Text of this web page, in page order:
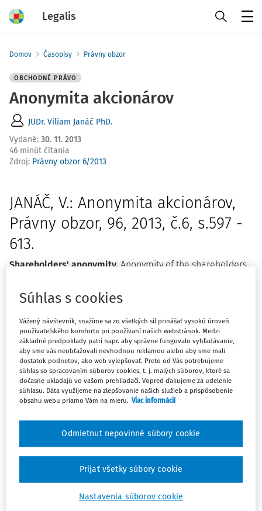
Legalis
Domov Časopisy Právny obzor
OBCHODNÉ PRÁVO
Anonymita akcionárov
JUDr. Viliam Janáč PhD.
Vydané: 30. 11. 2013
46 minút čítania
Zdroj: Právny obzor 6/2013
JANÁČ, V.: Anonymita akcionárov,
Právny obzor, 96, 2013, č.6, s.597 -
613.
Shareholders' anonymity. Anonymity of the shareholders
deals with the anonymity of the shareholders from the
particular the Commercial Code (act no. 513/1991 Coll.).
The attention is focused on individual situations where,
during the operation of joint-stock companies, the identity
of shareholders are necessarily deanonymised; the article
also deals with the opportunities and degree of anonymity,
which a shareholder is able to preserve under the valid
share, shareholder, anonymity,
deanonymization, nominee shareholder, intermediated
Máte predplatné? Prihláste sa
Súhlas s cookies
Vážený návštevník, snažíme sa zo všetkých síl prinášať vysokú úroveň
používateľského komfortu pri používaní našich webstránok. Medzi
základné predpoklady patrí napr. aby správne fungovalo vyhľadávanie,
aby sme vás neobťažovali nevhodnou reklamou alebo aby sme mali
dostatok podnetov, ako web vylepšovať. Preto od Vás potrebujeme
súhlas so spracovaním súborov cookies, t. j. malých súborov, ktoré sa
dočasne ukladajú vo vašom prehliadači. Vopred ďakujeme za udelenie
súhlasu. Dáta využijeme na zlepšovanie našich služieb a prispôsobenie
obsahu webu priamo Vám na mieru. Viac informácií
Nastavenia súborov cookie
Odmietnut nepovinné súbory cookie
Prijať všetky súbory cookie